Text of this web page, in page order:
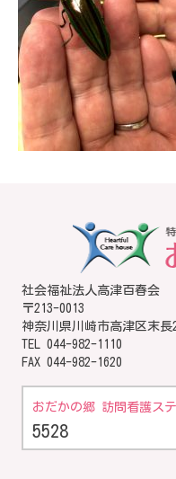
社会福祉法人高津百春会
〒213-0013
神奈川県川崎市高津区末長
TEL 044-982-1110
FAX 044-982-1620
おだかの郷 訪問看護ス
5528